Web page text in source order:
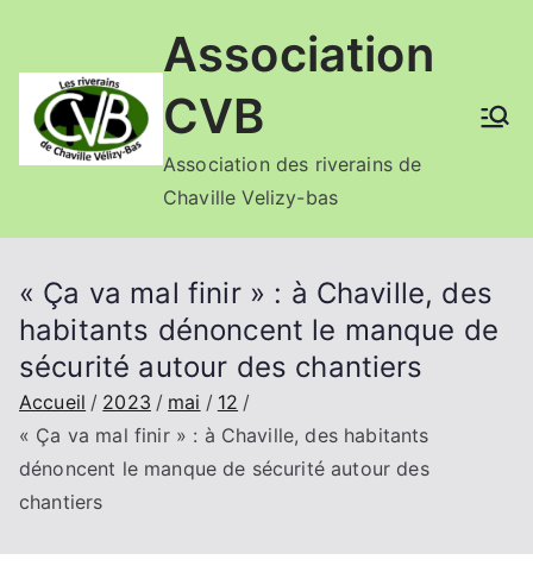
contenu
Association
CVB
Association des riverains de
Chaville Velizy-bas
« Ça va mal finir » : à Chaville, des
habitants dénoncent le manque de
sécurité autour des chantiers
Accueil 2023 mai
12
« Ça va mal finir » : à Chaville, des habitants
dénoncent le manque de sécurité autour des
chantiers